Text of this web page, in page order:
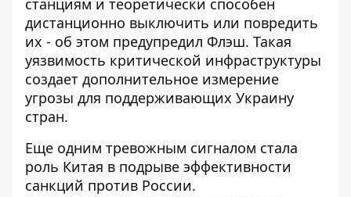
дистанционно выключить или повредить
их - об этом предупредил Флэш. Такая
уязвимость критической инфраструктуры
создает дополнительное измерение
угрозы для поддерживающих Украину
стран.
Еще одним тревожным сигналом стала
роль Китая в подрыве эффективности
санкций против России.